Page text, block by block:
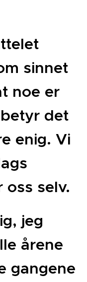
sinnet
noe er
det
enig. Vi
selv.
jeg
årene
gangene